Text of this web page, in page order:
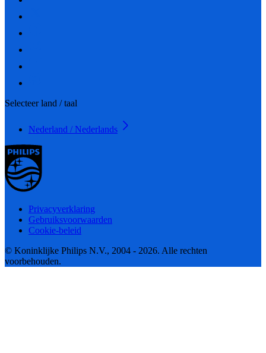
Selecteer land / taal
Nederland / Nederlands
Privacyverklaring
Gebruiksvoorwaarden
Cookie-beleid
© Koninklijke Philips N.V., 2004 - 2026. Alle rechten
voorbehouden.